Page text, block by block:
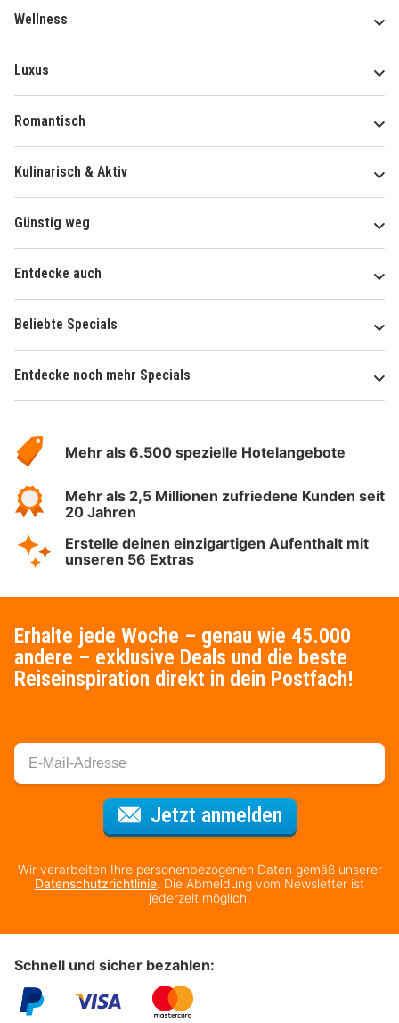
Wellness
Luxus
Romantisch
Kulinarisch & Aktiv
Günstig weg
Entdecke auch
Beliebte Specials
Entdecke noch mehr Specials
Hotelspecials
Mehr als 6.500 spezielle Hotelangebote
Mehr als 2,5 Millionen zufriedene Kunden seit
20 Jahren
Erstelle deinen einzigartigen Aufenthalt mit
unseren 56 Extras
Erhalte jede Woche – genau wie 45.000
andere – exklusive Deals und die beste
Reiseinspiration direkt in dein Postfach!
Jetzt anmeldenFür den
Wir verarbeiten Ihre personenbezogenen Daten gemäß unserer
Datenschutzrichtlinie. Die Abmeldung vom Newsletter ist
jederzeit möglich.
Schnell und sicher bezahlen: